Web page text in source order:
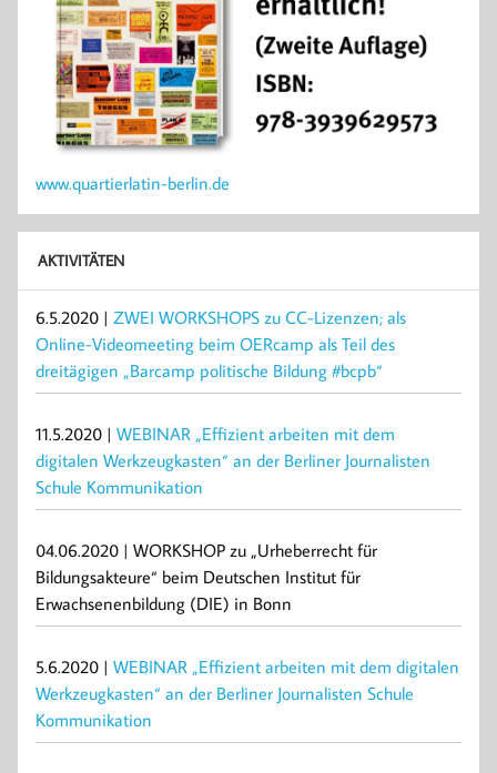
www.quartierlatin-berlin.de
AKTIVITÄTEN
6.5.2020 | ZWEI WORKSHOPS zu CC-Lizenzen; als
Online-Videomeeting beim OERcamp als Teil des
dreitägigen „Barcamp politische Bildung #bcpb“
11.5.2020 | WEBINAR „Effizient arbeiten mit dem
digitalen Werkzeugkasten“ an der Berliner Journalisten
Schule Kommunikation
04.06.2020 | WORKSHOP zu „Urheberrecht für
Bildungsakteure“ beim Deutschen Institut für
Erwachsenenbildung (DIE) in Bonn
5.6.2020 | WEBINAR „Effizient arbeiten mit dem digitalen
Werkzeugkasten“ an der Berliner Journalisten Schule
Kommunikation